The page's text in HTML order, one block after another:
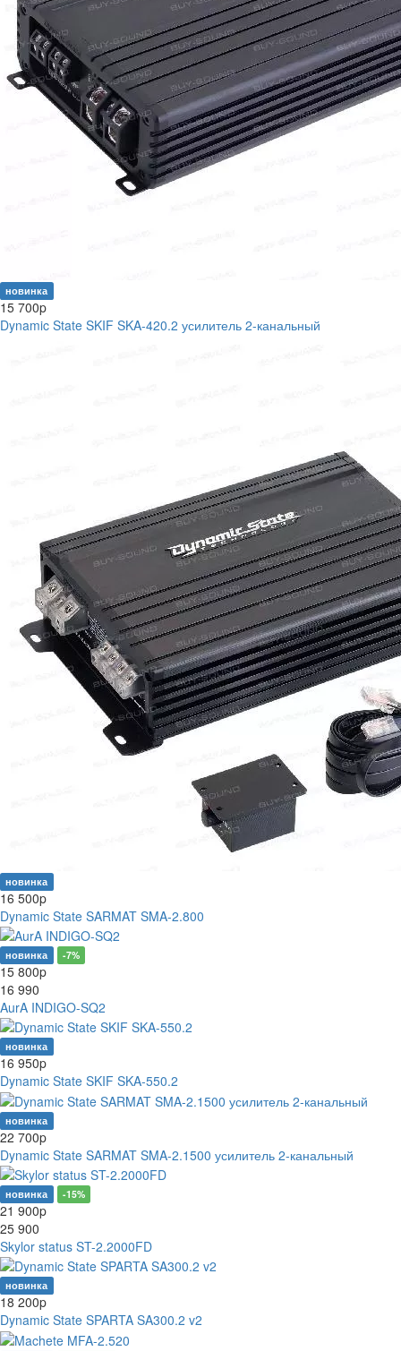
новинка
15 700p
Dynamic State SKIF SKA-420.2 усилитель 2-канальный
новинка
16 500p
Dynamic State SARMAT SMA-2.800
новинка -7%
15 800p
16 990
AurA INDIGO-SQ2
новинка
16 950p
Dynamic State SKIF SKA-550.2
новинка
22 700p
Dynamic State SARMAT SMA-2.1500 усилитель 2-канальный
новинка -15%
21 900p
25 900
Skylor status ST-2.2000FD
новинка
18 200p
Dynamic State SPARTA SA300.2 v2